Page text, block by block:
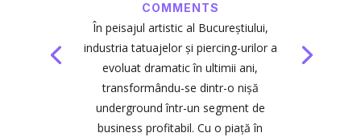
COMMENTS
În peisajul artistic al Bucureștiului,
industria tatuajelor și piercing-urilor a
evoluat dramatic în ultimii ani,
transformându-se dintr-o nișă
underground într-un segment de
business profitabil. Cu o piață în